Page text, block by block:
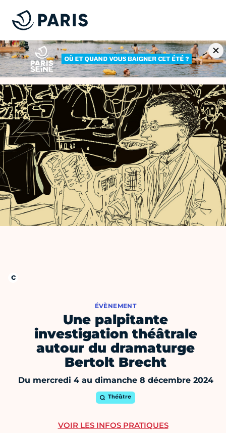
ÉVÈNEMENT
Une palpitante
investigation théâtrale
autour du dramaturge
Bertolt Brecht
Du mercredi 4 au dimanche 8 décembre 2024
Théâtre
VOIR LES INFOS PRATIQUES